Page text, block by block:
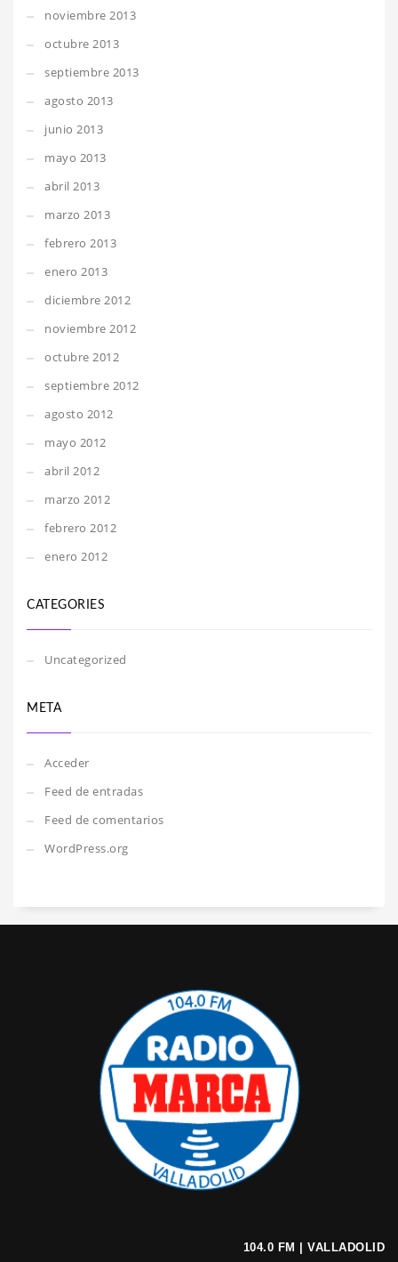
noviembre 2013
octubre 2013
septiembre 2013
agosto 2013
junio 2013
mayo 2013
abril 2013
marzo 2013
febrero 2013
enero 2013
diciembre 2012
noviembre 2012
octubre 2012
septiembre 2012
agosto 2012
mayo 2012
abril 2012
marzo 2012
febrero 2012
enero 2012
CATEGORIES
Uncategorized
META
Acceder
Feed de entradas
Feed de comentarios
WordPress.org
104.0 FM | VALLADOLID